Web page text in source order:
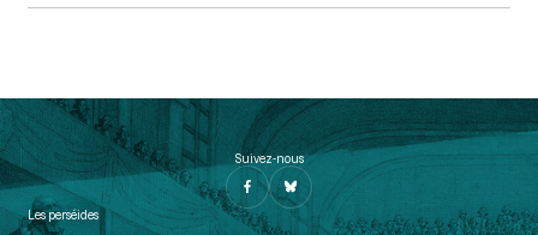
Suivez-nous
Les perséides